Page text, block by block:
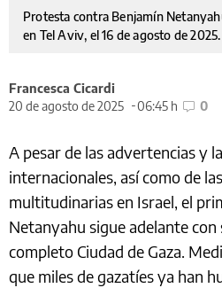
Protesta contra Benjamín
en Tel Aviv, el 16 de agosto de 2025.
Francesca Cicardi
20 de agosto de 2025
06:45 h 0
A pesar de las advertencias y
internacionales, así como de
multitudinarias en Israel, el
Netanyahu sigue adelante
completo Ciudad de Gaza.
que miles de gazatíes ya han